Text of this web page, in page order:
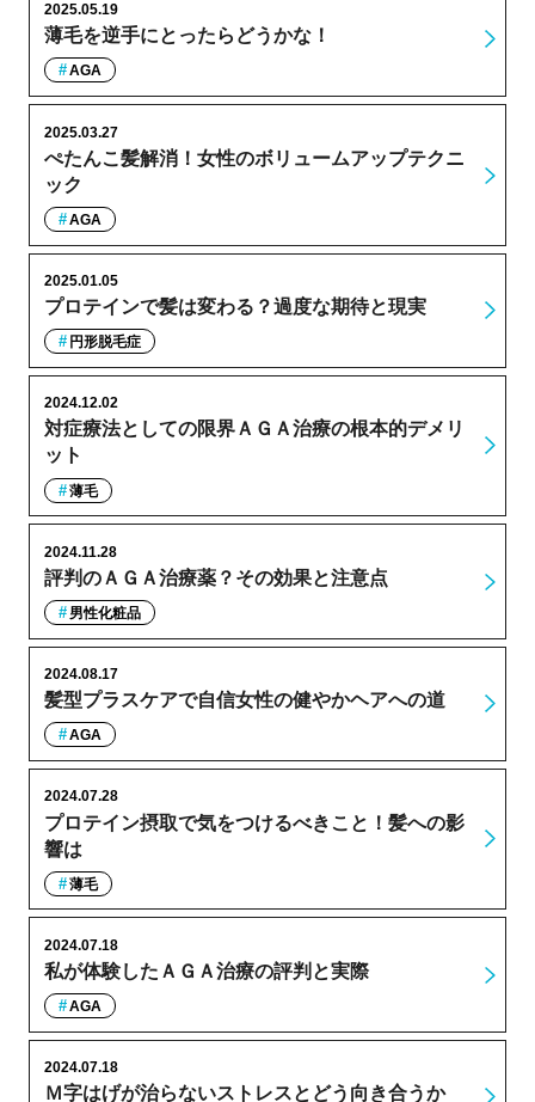
薄毛を逆手にとったらどうかな！
2025.05.19
AGA
ぺたんこ髪解消！女性のボリュームアップテクニ
ック
2025.03.27
AGA
プロテインで髪は変わる？過度な期待と現実
2025.01.05
円形脱毛症
対症療法としての限界ＡＧＡ治療の根本的デメリ
ット
2024.12.02
薄毛
評判のＡＧＡ治療薬？その効果と注意点
2024.11.28
男性化粧品
髪型プラスケアで自信女性の健やかヘアへの道
2024.08.17
AGA
プロテイン摂取で気をつけるべきこと！髪への影
響は
2024.07.28
薄毛
私が体験したＡＧＡ治療の評判と実際
2024.07.18
AGA
Ｍ字はげが治らないストレスとどう向き合うか
2024.07.18